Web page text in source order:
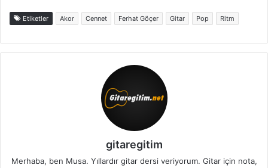
Etiketler Akor Cennet Ferhat Göçer Gitar Pop Ritm
gitaregitim
Merhaba, ben Musa. Yıllardır gitar dersi veriyorum. Gitar için nota,